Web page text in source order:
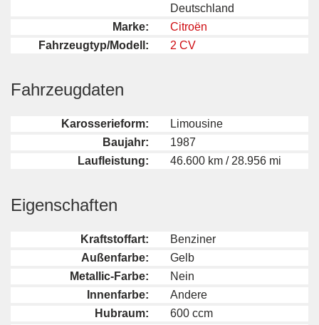
Deutschland
Marke:
Citroën
Fahrzeugtyp/Modell:
2 CV
Fahrzeugdaten
Karosserieform:
Limousine
Baujahr:
1987
Laufleistung:
46.600 km / 28.956 mi
Eigenschaften
Kraftstoffart:
Benziner
Außenfarbe:
Gelb
Metallic-Farbe:
Nein
Innenfarbe:
Andere
Hubraum:
600 ccm